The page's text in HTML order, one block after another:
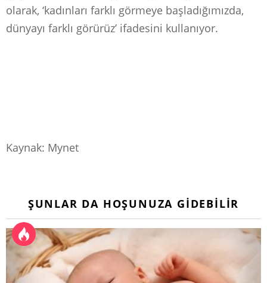
olarak, ‘kadınları farklı görmeye başladığımızda,
dünyayı farklı görürüz’ ifadesini kullanıyor.
Kaynak: Mynet
ŞUNLAR DA HOŞUNUZA GIDEBILIR